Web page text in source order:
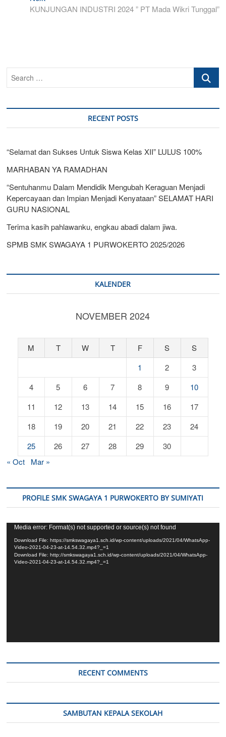
post:
KUNJUNGAN INDUSTRI 2024 ” PT Mada Wikri Tunggal”
Search
RECENT POSTS
“Selamat dan Sukses Untuk Siswa Kelas XII” LULUS 100%
MARHABAN YA RAMADHAN
“Sentuhanmu Dalam Mendidik Mengubah Keraguan Menjadi
Kepercayaan dan Impian Menjadi Kenyataan” SELAMAT HARI
GURU NASIONAL
Terima kasih pahlawanku, engkau abadi dalam jiwa.
SPMB SMK SWAGAYA 1 PURWOKERTO 2025/2026
KALENDER
NOVEMBER 2024
M T W T F S
S
1
2
3
4
5 6 7 8 9
10
11
12 13 14 15 16
17
18
19 20 21 22 23
24
25
26 27 28 29
30
« Oct
Mar »
PROFILE SMK SWAGAYA 1 PURWOKERTO BY SUMIYATI
Video
Player
Media error: Format(s) not supported or source(s) not found
Download File: https://smkswagaya1.sch.id/wp-content/uploads/2021/04/WhatsApp-
Video-2021-04-23-at-14.54.32.mp4?_=1
Download File: http://smkswagaya1.sch.id/wp-content/uploads/2021/04/WhatsApp-
Video-2021-04-23-at-14.54.32.mp4?_=1
RECENT COMMENTS
SAMBUTAN KEPALA SEKOLAH